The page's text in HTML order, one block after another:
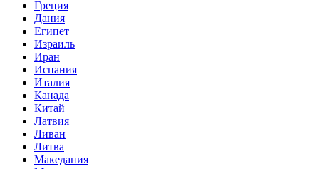
Греция
Дания
Египет
Израиль
Иран
Испания
Италия
Канада
Китай
Латвия
Ливан
Литва
Македания